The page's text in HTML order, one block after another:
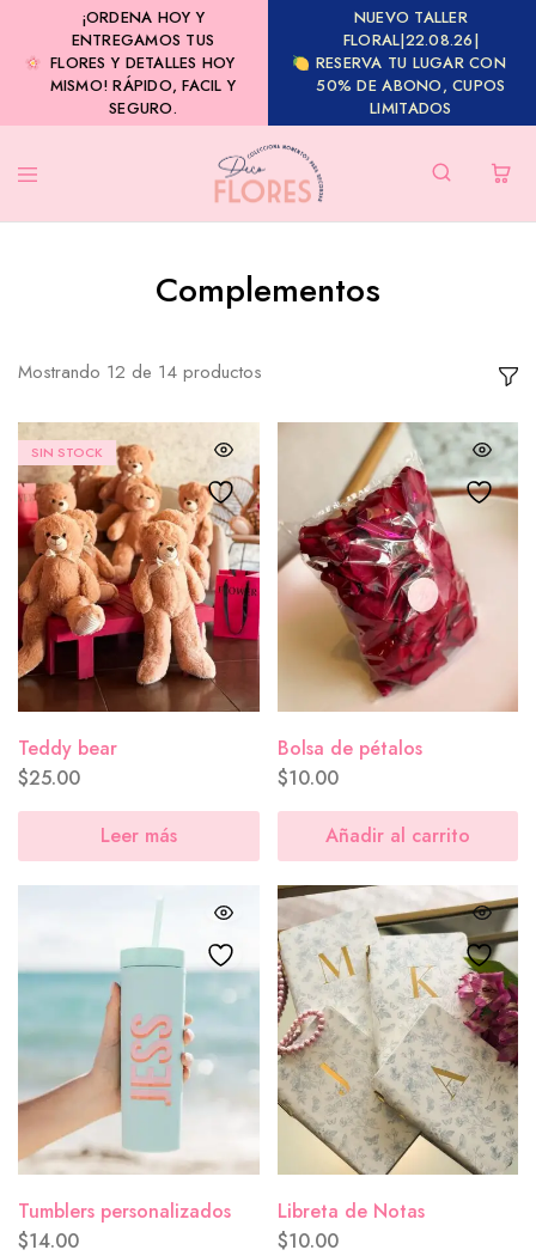
¡ORDENA HOY Y
ENTREGAMOS TUS
FLORES Y DETALLES HOY
MISMO! RÁPIDO, FACIL Y
SEGURO.
NUEVO TALLER
FLORAL|22.08.26|
RESERVA TU LUGAR CON
50% DE ABONO, CUPOS
LIMITADOS
Complementos
Mostrando 12 de 14 productos
SIN STOCK
Teddy bear
$25.00
Leer más
Bolsa de pétalos
$10.00
Añadir al carrito
Tumblers personalizados
$14.00
Libreta de Notas
$10.00